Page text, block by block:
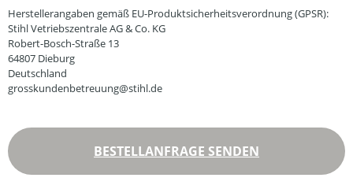
Herstellerangaben gemäß EU-Produktsicherheitsverordnung (GPSR):
Stihl Vetriebszentrale AG & Co. KG
Robert-Bosch-Straße 13
64807 Dieburg
Deutschland
grosskundenbetreuung@stihl.de
BESTELLANFRAGE SENDEN